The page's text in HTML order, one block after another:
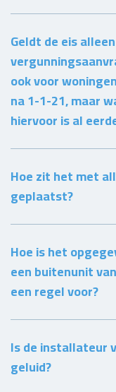
Geldt de eis
ook voor
na 1-1-21, maar
hiervoor is al
Hoe zit het met
geplaatst?
Hoe is het
een buitenunit
een regel voor?
Is de installateur
geluid?